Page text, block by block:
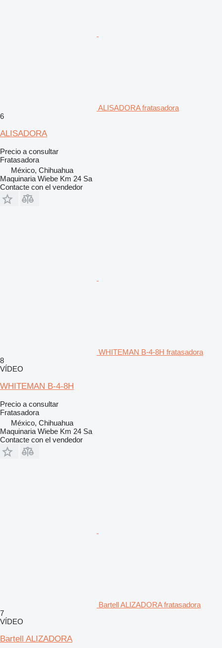
ALISADORA fratasadora
6
ALISADORA
Precio a consultar
Fratasadora
México, Chihuahua
Maquinaria Wiebe Km 24 Sa
Contacte con el vendedor
WHITEMAN B-4-8H fratasadora
8
VÍDEO
WHITEMAN B-4-8H
Precio a consultar
Fratasadora
México, Chihuahua
Maquinaria Wiebe Km 24 Sa
Contacte con el vendedor
Bartell ALIZADORA fratasadora
7
VÍDEO
Bartell ALIZADORA